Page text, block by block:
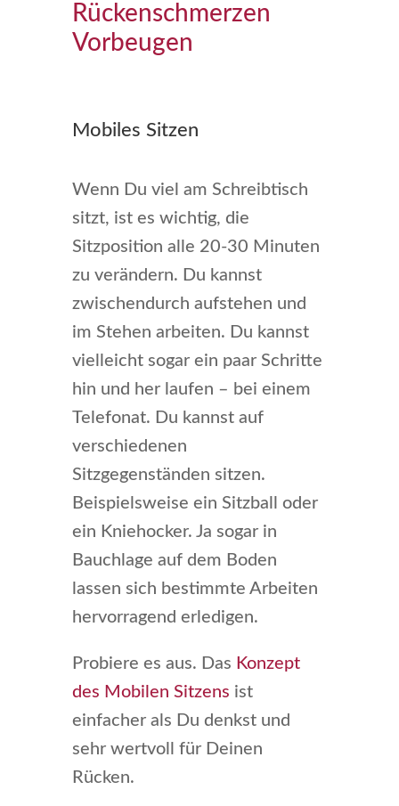
Rückenschmerzen
Vorbeugen
Mobiles Sitzen
Wenn Du viel am Schreibtisch
sitzt, ist es wichtig, die
Sitzposition alle 20-30 Minuten
zu verändern. Du kannst
zwischendurch aufstehen und
im Stehen arbeiten. Du kannst
vielleicht sogar ein paar Schritte
hin und her laufen – bei einem
Telefonat. Du kannst auf
verschiedenen
Sitzgegenständen sitzen.
Beispielsweise ein Sitzball oder
ein Kniehocker. Ja sogar in
Bauchlage auf dem Boden
lassen sich bestimmte Arbeiten
hervorragend erledigen.
Probiere es aus. Das Konzept
des Mobilen Sitzens ist
einfacher als Du denkst und
sehr wertvoll für Deinen
Rücken.